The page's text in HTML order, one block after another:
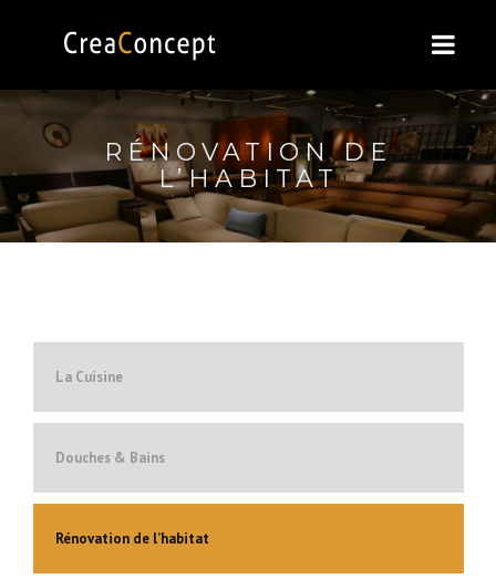
RÉNOVATION DE
L’HABITAT
La Cuisine
Douches & Bains
Rénovation de l’habitat